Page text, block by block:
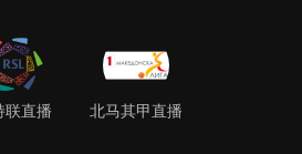
联直播 北马其甲直播